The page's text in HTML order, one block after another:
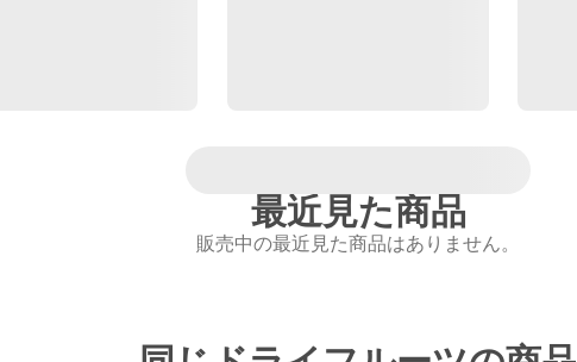
最近見た商品
販売中の最近見た商品はありません。